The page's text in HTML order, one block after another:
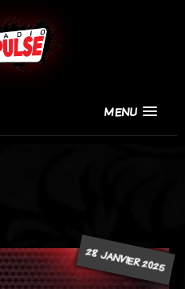
MENU
28 JANVIER 2025